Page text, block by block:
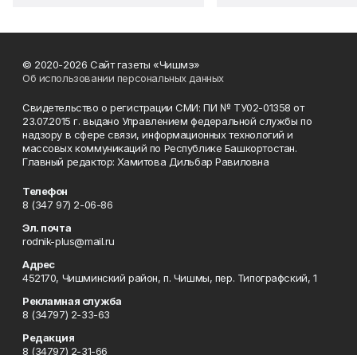
© 2020-2026 Сайт газеты «Чишмэ»
Об использовании персональных данных
Свидетельство о регистрации СМИ: ПИ № ТУ02-01358 от
23.07.2015 г. выдано Управлением федеральной службы по
надзору в сфере связи, информационных технологий и
массовых коммуникаций по Республике Башкортостан.
Главный редактор: Хамитова Дильбар Равиловна
Телефон
8 (347 97) 2-06-86
Эл. почта
rodnik-plus@mail.ru
Адрес
452170, Чишминский район, п. Чишмы, пер. Типографский, 1
Рекламная служба
8 (34797) 2-33-63
Редакция
8 (34797) 2-31-66